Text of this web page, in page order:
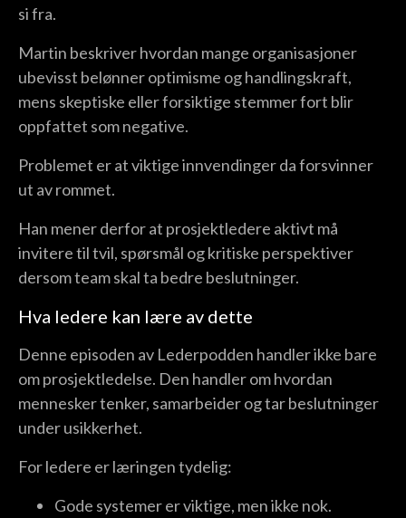
si fra.
Martin beskriver hvordan mange organisasjoner
ubevisst belønner optimisme og handlingskraft,
mens skeptiske eller forsiktige stemmer fort blir
oppfattet som negative.
Problemet er at viktige innvendinger da forsvinner
ut av rommet.
Han mener derfor at prosjektledere aktivt må
invitere til tvil, spørsmål og kritiske perspektiver
dersom team skal ta bedre beslutninger.
Hva ledere kan lære av dette
Denne episoden av Lederpodden handler ikke bare
om prosjektledelse. Den handler om hvordan
mennesker tenker, samarbeider og tar beslutninger
under usikkerhet.
For ledere er læringen tydelig:
Gode systemer er viktige, men ikke nok.